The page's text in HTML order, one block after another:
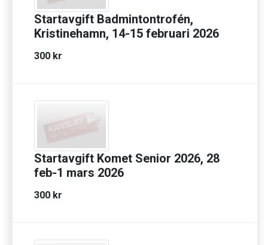
Startavgift Badmintontrofén,
Kristinehamn, 14-15 februari 2026
300 kr
Startavgift Komet Senior 2026, 28
feb-1 mars 2026
300 kr